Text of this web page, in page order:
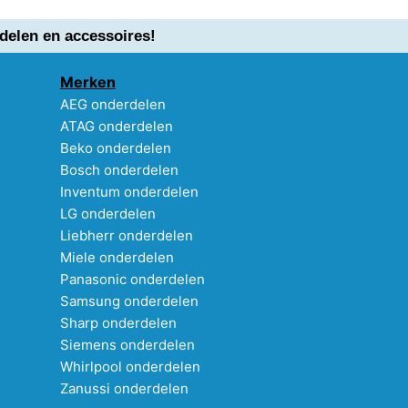
en accessoires!
Merken
AEG onderdelen
ATAG onderdelen
Beko onderdelen
Bosch onderdelen
Inventum onderdelen
LG onderdelen
Liebherr onderdelen
Miele onderdelen
Panasonic onderdelen
Samsung onderdelen
Sharp onderdelen
Siemens onderdelen
Whirlpool onderdelen
Zanussi onderdelen